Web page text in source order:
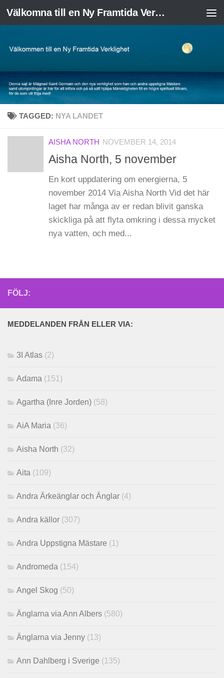
Skip to content Välkomna till en Ny Framtida Verklighet
TAGGED: NYA LANDET
AISHA NORTH NOVEMBER 14, 2014
Aisha North, 5 november
En kort uppdatering om energierna, 5
november 2014 Via Aisha North Vid det här
laget har många av er redan blivit ganska
skickliga på att flyta omkring i dessa mycket
nya vatten, och med...
FÖLJ:
MEDDELANDEN FRÅN ELLER VIA:
3I Atlas (2)
Adama (151)
Agartha (Inre Jorden) (58)
AiA Maria (36)
Aisha North (32)
Aita (109)
Andra Ärkeänglar och Änglar (4)
Andra källor (307)
Andra Uppstigna Mästare (1)
Andromeda (154)
Angel Skog (50)
Änglarna via Ann Albers (580)
Änglarna via Jenny (13)
Ann Dahlberg i Sverige (135)